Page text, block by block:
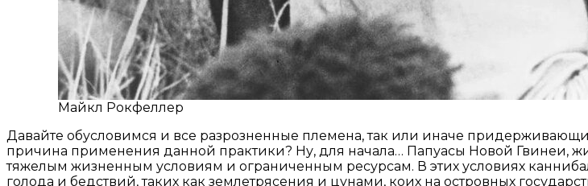
Майкл Рокфеллер
Давайте обусловимся и все разрозненные племена, так или иначе
причина применения данной практики? Ну, для начала… Папуасы Новой Гвинеи,
тяжелым жизненным условиям и ограниченным ресурсам. В этих условиях
голода и бедствий, таких как землетрясения и цунами, коих на островных